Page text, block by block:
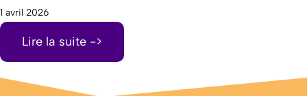
1 avril 2026
Lire la suite ->